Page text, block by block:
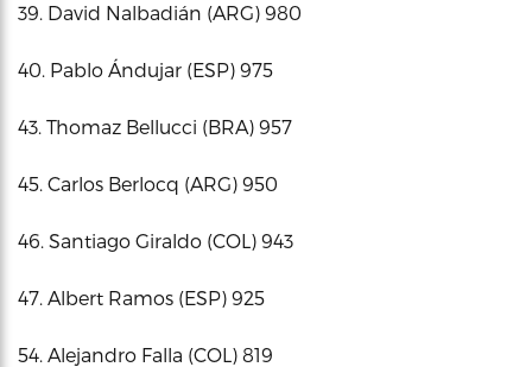
39. David Nalbadián (ARG) 980
40. Pablo Ándujar (ESP) 975
43. Thomaz Bellucci (BRA) 957
45. Carlos Berlocq (ARG) 950
46. Santiago Giraldo (COL) 943
47. Albert Ramos (ESP) 925
54. Alejandro Falla (COL) 819